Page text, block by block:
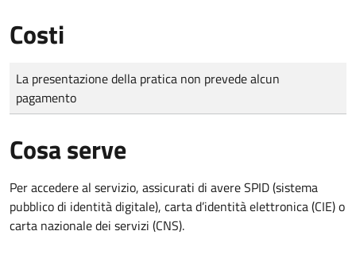
Costi
Tipo di pagamento
Importo
La presentazione della pratica non prevede alcun
pagamento
Cosa serve
Per accedere al servizio, assicurati di avere SPID (sistema
pubblico di identità digitale), carta d’identità elettronica (CIE) o
carta nazionale dei servizi (CNS).